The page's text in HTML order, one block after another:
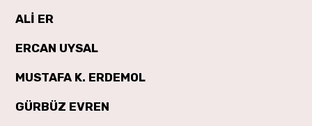
ALİ ER
ERCAN UYSAL
MUSTAFA K. ERDEMOL
GÜRBÜZ EVREN